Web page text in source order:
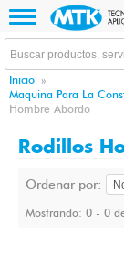
Inicio »
Maquina Para La
Hombre Abordo
Rodillos
Ordenar por:
Mostrando: 0 - 0